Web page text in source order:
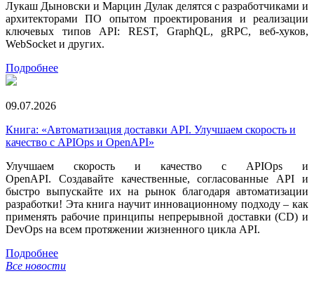
Лукаш Дыновски и Марцин Дулак делятся с разработчиками и
архитекторами ПО опытом проектирования и реализации
ключевых типов API: REST, GraphQL, gRPC, веб-хуков,
WebSocket и других.
Подробнее
09.07.2026
Книга: «Автоматизация доставки API. Улучшаем скорость и
качество с APIOps и OpenAPI»
Улучшаем скорость и качество с APIOps и
OpenAPI. Создавайте качественные, согласованные API и
быстро выпускайте их на рынок благодаря автоматизации
разработки! Эта книга научит инновационному подходу – как
применять рабочие принципы непрерывной доставки (CD) и
DevOps на всем протяжении жизненного цикла API.
Подробнее
Все новости